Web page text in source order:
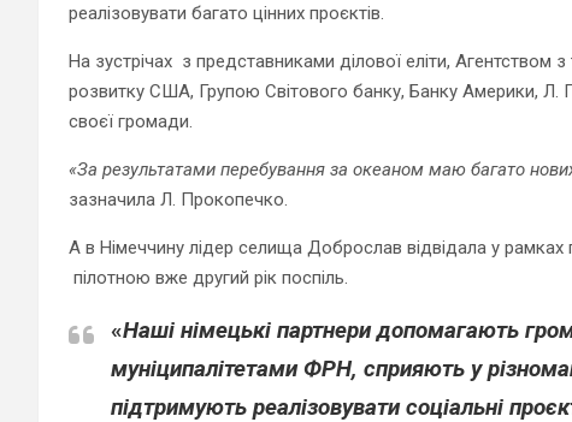
реалізовувати багато цінних проєктів.
На зустрічах з представниками ділової еліти, Агентством
розвитку США, Групою Світового банку, Банку Америки, Л.
своєї громади.
«За результатами перебування за океаном маю багато
зазначила Л. Прокопечко.
А в Німеччину лідер селища Доброслав відвідала у
пілотною вже другий рік поспіль.
«Наші німецькі партнери допомагають
муніципалітетами ФРН, сприяють у
підтримують реалізовувати соціальні